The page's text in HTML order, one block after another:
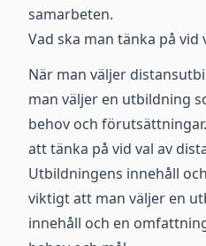
samarbeten.
Vad ska man tänka på
När man väljer
man väljer en utbildning
behov och
att tänka på vid val av
Utbildningens innehåll
viktigt att man väljer en
innehåll och en